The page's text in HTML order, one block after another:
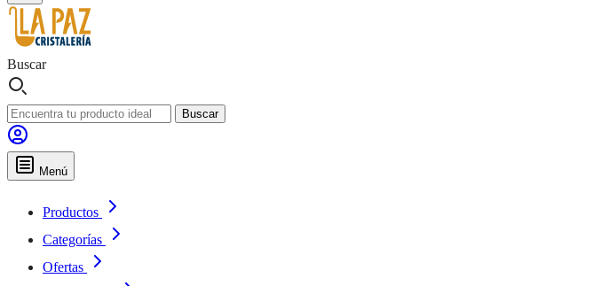
Buscar
Buscar
Menú
Productos
Categorías
Ofertas